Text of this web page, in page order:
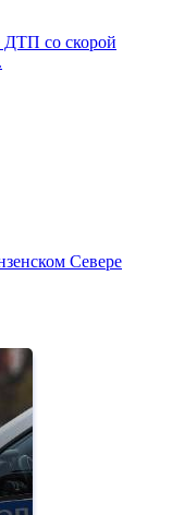
ДТП со скорой
Севере